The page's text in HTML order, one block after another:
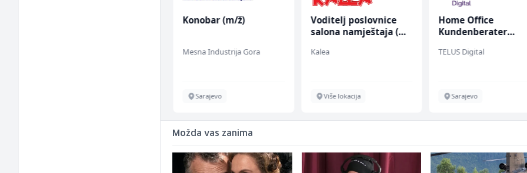
Konobar (m/ž)
Mesna Industrija Gora
Sarajevo
Voditelj poslovnice
salona namještaja (m/
Kalea
Više lokacija
Home Office
Kundenberater
TELUS Digital
Sarajevo
Možda vas zanima